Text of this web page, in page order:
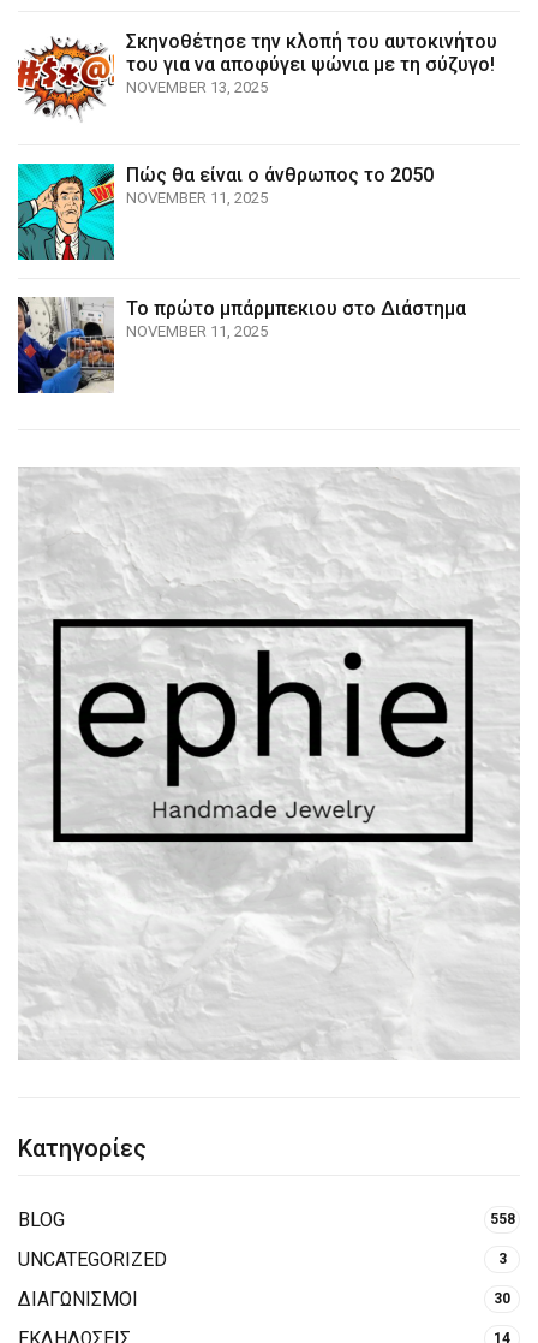
Σκηνοθέτησε την κλοπή του αυτοκινήτου
του για να αποφύγει ψώνια με τη σύζυγο!
NOVEMBER 13, 2025
Πώς θα είναι ο άνθρωπος το 2050
NOVEMBER 11, 2025
Το πρώτο μπάρμπεκιου στο Διάστημα
NOVEMBER 11, 2025
Κατηγορίες
BLOG 558
UNCATEGORIZED 3
ΔΙΑΓΩΝΙΣΜΟΙ 30
ΕΚΔΗΛΩΣΕΙΣ 14